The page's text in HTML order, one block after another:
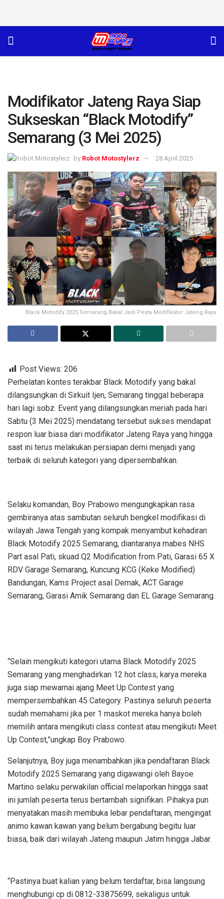
Modifikator Jateng Raya Siap
Sukseskan “Black Motodify”
Semarang (3 Mei 2025)
by Robot Motostylerz 28 April 2025
Black Motodify 2025 Semarang Bakal Jadi Pesta Modifikator Jateng Raya
Post Views: 206
Perhelatan kontes terakbar Black Motodify yang bakal
dilangsungkan di Sirkuit Ijen, Semarang tinggal beberapa
hari lagi sobz. Event yang dilangsungkan meriah pada hari
Sabtu (3 Mei 2025) mendatang tersebut sukses mendapat
respon luar biasa dari modifikator Jateng Raya yang hingga
saat ini terus melakukan persiapan demi menjadi yang
terbaik di seluruh kategori yang dipersembahkan.
Selaku komandan, Boy Prabowo mengungkapkan rasa
gembiranya atas sambutan seluruh bengkel modifikasi di
wilayah Jawa Tengah yang kompak menyambut kehadiran
Black Motodify 2025 Semarang, diantaranya mabes NHS
Part asal Pati, skuad Q2 Modification from Pati, Garasi 65 X
RDV Garage Semarang, Kuncung KCG (Keke Modified)
Bandungan, Kams Project asal Demak, ACT Garage
Semarang, Garasi Amik Semarang dan EL Garage Semarang.
“Selain mengikuti kategori utama Black Motodify 2025
Semarang yang menghadirkan 12 hot class, karya mereka
juga siap mewarnai ajang Meet Up Contest yang
mempersembahkan 45 Category. Pastinya seluruh peserta
sudah memahami jika per 1 maskot mereka hanya boleh
memilih antara mengikuti class contest atau mengikuti Meet
Up Contest,”ungkap Boy Prabowo.
Selanjutnya, Boy juga menambahkan jika pendaftaran Black
Motodify 2025 Semarang yang digawangi oleh Bayoe
Martino selaku perwakilan official melaporkan hingga saat
ini jumlah peserta terus bertambah signifikan. Pihakya pun
menyatakan masih membuka lebar pendaftaran, mengingat
animo kawan kawan yang belum bergabung begitu luar
biasa, baik dari wilayah Jateng maupun Jatim hingga Jabar.
“Pastinya buat kalian yang belum terdaftar, bisa langsung
menghubungi cp di 0812-33875699, sekaligus untuk